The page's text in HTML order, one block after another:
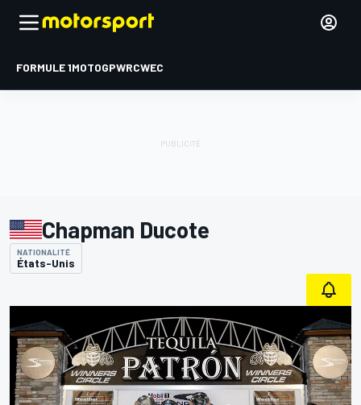
FORMULE 1MOTOGPWRCWEC
Chapman Ducote
NATIONALITÉ
États-Unis